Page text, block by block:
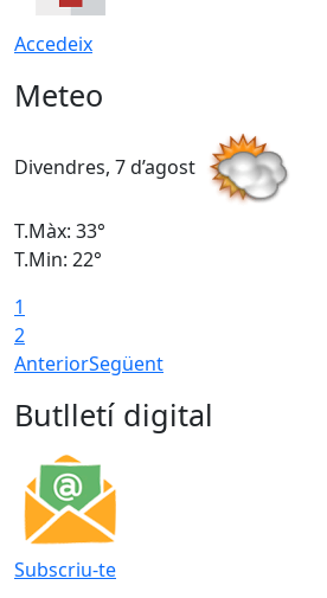
Accedeix
Meteo
Divendres, 7 d’agost
T.Màx: 33°
T.Min: 22°
1
2
AnteriorSegüent
Butlletí digital
Subscriu-te